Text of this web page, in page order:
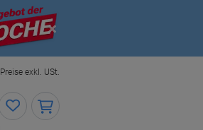
Close
Preise exkl. USt.